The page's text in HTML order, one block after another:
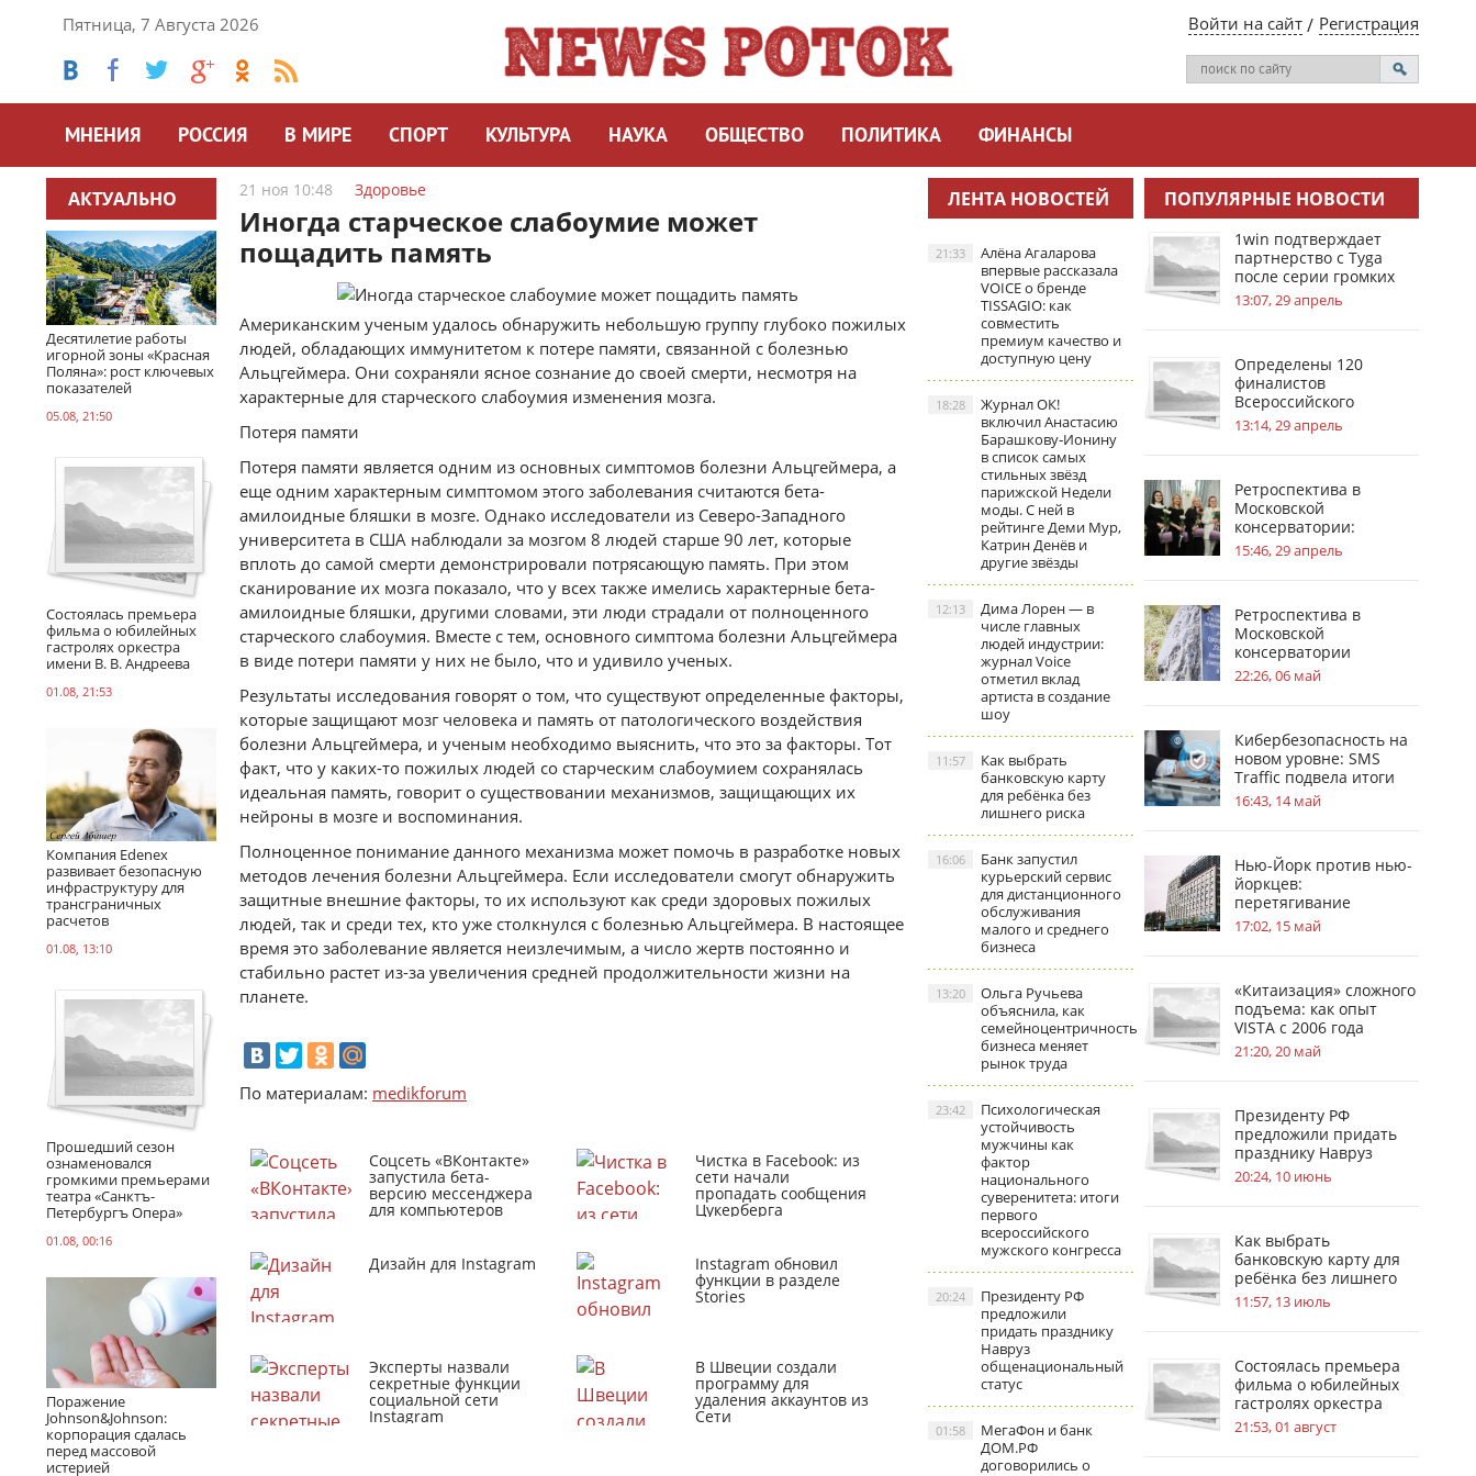
Пятница, 7 Августа 2026 Войти на сайт Регистрация
МНЕНИЯ РОССИЯ В МИРЕ СПОРТ КУЛЬТУРА НАУКА ОБЩЕСТВО ПОЛИТИКА ФИНАНСЫ
АКТУАЛЬНО
Десятилетие работы
игорной зоны «Красная
Поляна»: рост ключевых
показателей
05.08, 21:50
Состоялась премьера
фильма о юбилейных
гастролях оркестра
имени В. В. Андреева
01.08, 21:53
Компания Edenex
развивает безопасную
инфраструктуру для
трансграничных
расчетов
01.08, 13:10
Прошедший сезон
ознаменовался
громкими премьерами
театра «Санктъ-
Петербургъ Опера»
01.08, 00:16
Поражение
Johnson&Johnson:
корпорация сдалась
перед массовой
истерией
21 ноя 10:48 Здоровье
Иногда старческое слабоумие может
пощадить память
Американским ученым удалось обнаружить небольшую группу глубоко пожилых
людей, обладающих иммунитетом к потере памяти, связанной с болезнью
Альцгеймера. Они сохраняли ясное сознание до своей смерти, несмотря на
характерные для старческого слабоумия изменения мозга.
Потеря памяти
Потеря памяти является одним из основных симптомов болезни Альцгеймера, а
еще одним характерным симптомом этого заболевания считаются бета-
амилоидные бляшки в мозге. Однако исследователи из Северо-Западного
университета в США наблюдали за мозгом 8 людей старше 90 лет, которые
вплоть до самой смерти демонстрировали потрясающую память. При этом
сканирование их мозга показало, что у всех также имелись характерные бета-
амилоидные бляшки, другими словами, эти люди страдали от полноценного
старческого слабоумия. Вместе с тем, основного симптома болезни Альцгеймера
в виде потери памяти у них не было, что и удивило ученых.
Результаты исследования говорят о том, что существуют определенные факторы,
которые защищают мозг человека и память от патологического воздействия
болезни Альцгеймера, и ученым необходимо выяснить, что это за факторы. Тот
факт, что у каких-то пожилых людей со старческим слабоумием сохранялась
идеальная память, говорит о существовании механизмов, защищающих их
нейроны в мозге и воспоминания.
Полноценное понимание данного механизма может помочь в разработке новых
методов лечения болезни Альцгеймера. Если исследователи смогут обнаружить
защитные внешние факторы, то их используют как среди здоровых пожилых
людей, так и среди тех, кто уже столкнулся с болезнью Альцгеймера. В настоящее
время это заболевание является неизлечимым, а число жертв постоянно и
стабильно растет из-за увеличения средней продолжительности жизни на
планете.
По материалам: medikforum
Соцсеть «ВКонтакте»
запустила бета-
версию мессенджера
для компьютеров
Чистка в Facebook: из
сети начали
пропадать сообщения
Цукерберга
Дизайн для Instagram Instagram обновил
функции в разделе
Stories
Эксперты назвали
секретные функции
социальной сети
Instagram
В Швеции создали
программу для
удаления аккаунтов из
Сети
ЛЕНТА НОВОСТЕЙ
Алёна Агаларова
впервые рассказала
VOICE о бренде
TISSAGIO: как
совместить
премиум качество и
доступную цену
21:33
Журнал ОК!
включил Анастасию
Барашкову‑Ионину
в список самых
стильных звёзд
парижской Недели
моды. С ней в
рейтинге Деми Мур,
Катрин Денёв и
другие звёзды
18:28
Дима Лорен — в
числе главных
людей индустрии:
журнал Voice
отметил вклад
артиста в создание
шоу
12:13
Как выбрать
банковскую карту
для ребёнка без
лишнего риска
11:57
Банк запустил
курьерский сервис
для дистанционного
обслуживания
малого и среднего
бизнеса
16:06
Ольга Ручьева
объяснила, как
семейноцентричность
бизнеса меняет
рынок труда
13:20
Психологическая
устойчивость
мужчины как
фактор
национального
суверенитета: итоги
первого
всероссийского
мужского конгресса
23:42
Президенту РФ
предложили
придать празднику
Навруз
общенациональный
статус
20:24
МегаФон и банк
ДОМ.РФ
договорились о
01:58
ПОПУЛЯРНЫЕ НОВОСТИ
1win подтверждает
партнерство с Tyga
после серии громких
инсайдов
13:07, 29 апрель
Определены 120
финалистов
Всероссийского
инженерного конкурса
13:14, 29 апрель
Ретроспектива в
Московской
консерватории:
география судьбы П. И.
Чайковского
15:46, 29 апрель
Ретроспектива в
Московской
консерватории
посвящена усадьбам в
жизни С.В.
22:26, 06 май
Кибербезопасность на
новом уровне: SMS
Traffic подвела итоги
обновлений
16:43, 14 май
Нью-Йорк против нью-
йоркцев:
перетягивание
«асбестового каната»
17:02, 15 май
«Китаизация» сложного
подъема: как опыт
VISTA с 2006 года
меняет стандарты
безопасности на
21:20, 20 май
Президенту РФ
предложили придать
празднику Навруз
общенациональный
статус
20:24, 10 июнь
Как выбрать
банковскую карту для
ребёнка без лишнего
риска
11:57, 13 июль
Состоялась премьера
фильма о юбилейных
гастролях оркестра
имени В. В. Андреева
21:53, 01 август